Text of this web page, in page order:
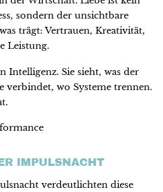
sondern der unsichtbare
trägt: Vertrauen, Kreativität,
Leistung.
Intelligenz. Sie sieht, was der
verbindet, wo Systeme trennen.
IMPULSNACHT
verdeutlichten diese